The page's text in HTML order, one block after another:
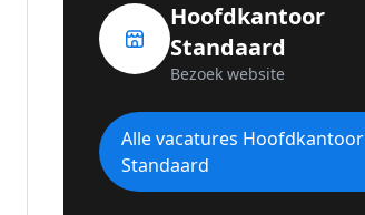
Hoofdkantoor
Standaard
Bezoek website
Alle vacatures Hoofdkantoor
Standaard